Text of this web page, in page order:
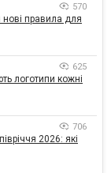
570
правила для
625
логотипи кожні
706
2026: які